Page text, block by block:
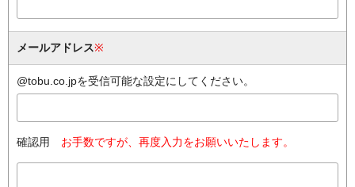
メールアドレス※
@tobu.co.jpを受信可能な設定にしてください。
確認用 お手数ですが、再度入力をお願いいたします。